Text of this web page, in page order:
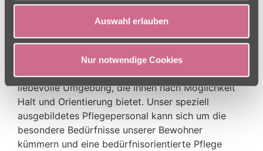
Auswahl erlauben
Nur notwendige Cookies
Demenziell veränderte Menschen haben trotz ihrer
nach menschlichem Kontakt und Gemeinschaft. In
unseren ausgewählten Pflegeeinrichtungen finden
unsere an Demenz erkrankten Bewohner eine
liebevolle Umgebung, die ihnen nach Möglichkeit
Halt und Orientierung bietet. Unser speziell
ausgebildetes Pflegepersonal kann sich um die
besondere Bedürfnisse unserer Bewohner
kümmern und eine bedürfnisorientierte Pflege